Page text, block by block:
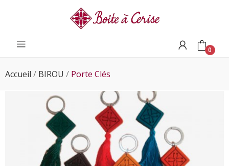
0
Accueil BIROU Porte Clés